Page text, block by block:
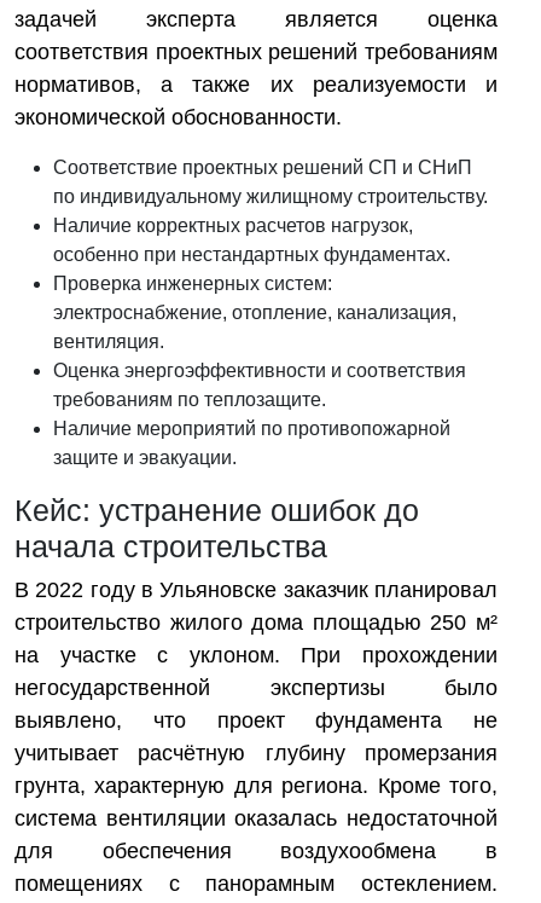
задачей эксперта является оценка
соответствия проектных решений требованиям
нормативов, а также их реализуемости и
экономической обоснованности.
Соответствие проектных решений СП и СНиП
по индивидуальному жилищному строительству.
Наличие корректных расчетов нагрузок,
особенно при нестандартных фундаментах.
Проверка инженерных систем:
электроснабжение, отопление, канализация,
вентиляция.
Оценка энергоэффективности и соответствия
требованиям по теплозащите.
Наличие мероприятий по противопожарной
защите и эвакуации.
Кейс: устранение ошибок до
начала строительства
В 2022 году в Ульяновске заказчик планировал
строительство жилого дома площадью 250 м²
на участке с уклоном. При прохождении
негосударственной экспертизы было
выявлено, что проект фундамента не
учитывает расчётную глубину промерзания
грунта, характерную для региона. Кроме того,
система вентиляции оказалась недостаточной
для обеспечения воздухообмена в
помещениях с панорамным остеклением.